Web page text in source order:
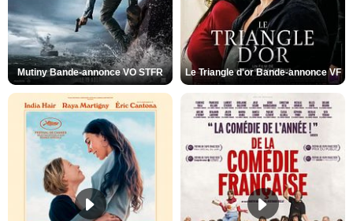
Mutiny Bande-annonce VO STFR Le Triangle d'or Bande-annonce VF